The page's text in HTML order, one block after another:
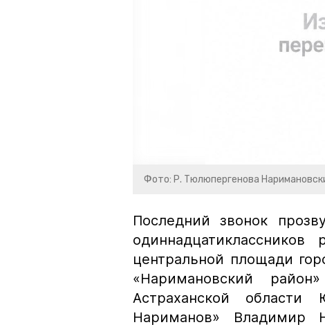
Фото: Р. Тюлюпергенова
Последний звонок
центральной площади
«Наримановский
Астраханской
Нариманов»